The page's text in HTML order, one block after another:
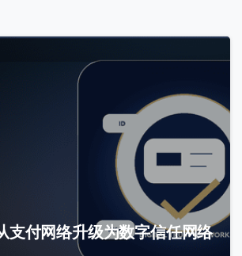
0
支付网络升级为数字信任网络